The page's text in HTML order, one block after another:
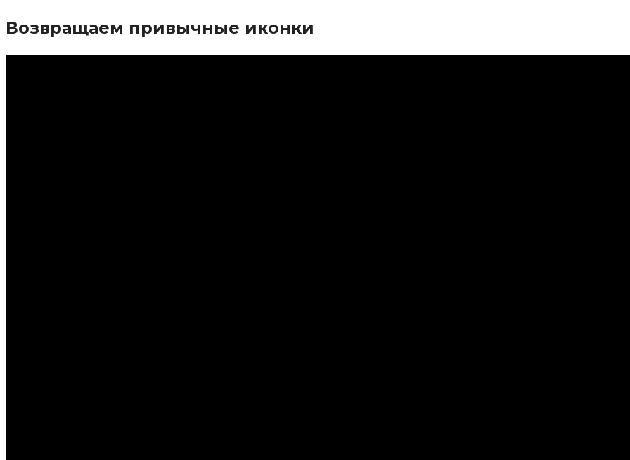
Возвращаем привычные иконки